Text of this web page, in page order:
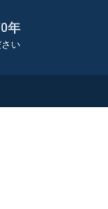
年
い